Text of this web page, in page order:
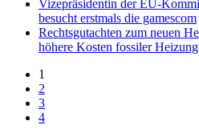
Vizepräsidentin der EU-
besucht erstmals die gamescom
Rechtsgutachten zum neuen
höhere Kosten fossiler
1
2
3
4